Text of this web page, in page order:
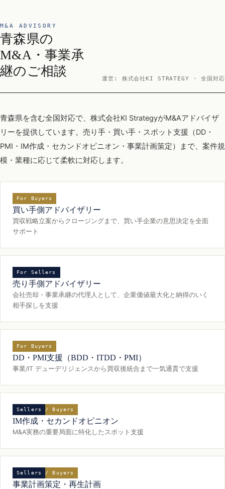
M&A ADVISORY
青森県の
M&A・事業承
継のご相談
運営: 株式会社KI STRATEGY · 全国対応
青森県を含む全国対応で、株式会社KI StrategyがM&Aアドバイザ
リーを提供しています。売り手・買い手・スポット支援（DD・
PMI・IM作成・セカンドオピニオン・事業計画策定）まで、案件規
模・業種に応じて柔軟に対応します。
For Buyers
買い手側アドバイザリー
買収戦略立案からクロージングまで、買い手企業の意思決定を全面
サポート
For Sellers
売り手側アドバイザリー
会社売却・事業承継の代理人として、企業価値最大化と納得のいく
相手探しを支援
For Buyers
DD・PMI支援（BDD・ITDD・PMI）
事業/IT デューデリジェンスから買収後統合まで一気通貫で支援
Sellers / Buyers
IM作成・セカンドオピニオン
M&A実務の重要局面に特化したスポット支援
Sellers / Buyers
事業計画策定・再生計画